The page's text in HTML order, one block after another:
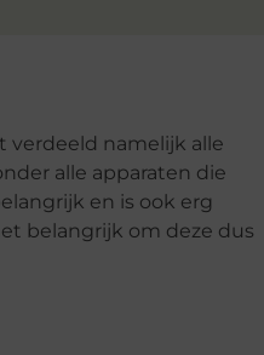
verdeeld namelijk alle
alle apparaten die
en is ook erg
belangrijk om deze dus